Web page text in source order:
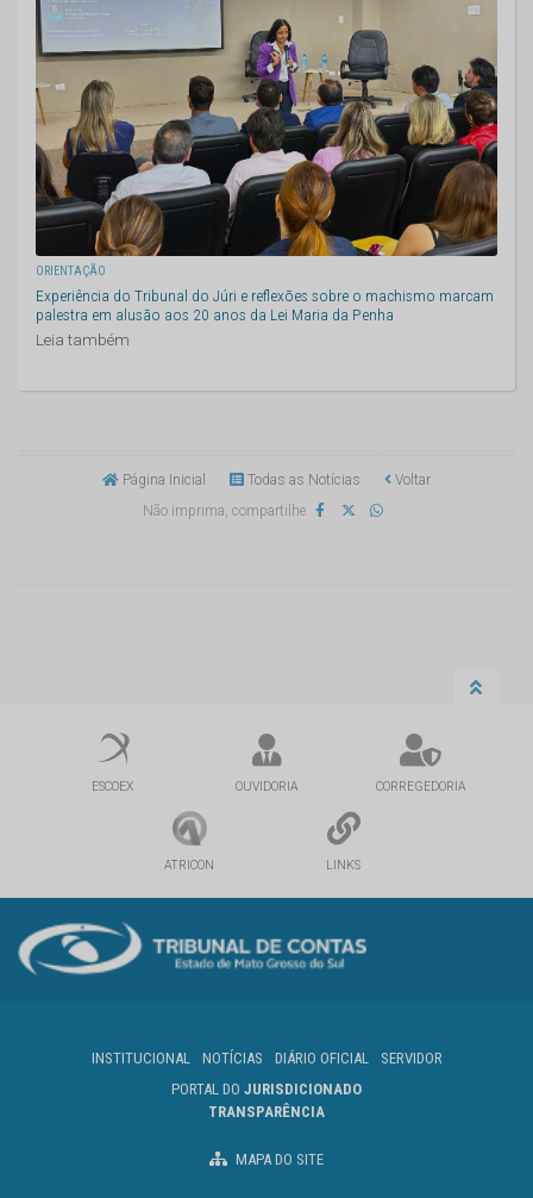
ORIENTAÇÃO
Experiência do Tribunal do Júri e reflexões sobre o machismo marcam
palestra em alusão aos 20 anos da Lei Maria da Penha
Leia também
Página Inicial Todas as Notícias
Voltar
Não imprima, compartilhe
ESCOEX OUVIDORIA CORREGEDORIA
ATRICON LINKS
INSTITUCIONAL NOTÍCIAS DIÁRIO OFICIAL
SERVIDOR
PORTAL DO JURISDICIONADO
TRANSPARÊNCIA
MAPA DO SITE